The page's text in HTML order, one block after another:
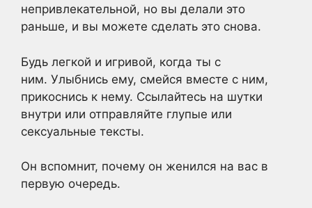
непривлекательной, но вы делали это
раньше, и вы можете сделать это снова.
Будь легкой и игривой, когда ты с
ним. Улыбнись ему, смейся вместе с ним,
прикоснись к нему. Ссылайтесь на шутки
внутри или отправляйте глупые или
сексуальные тексты.
Он вспомнит, почему он женился на вас в
первую очередь.